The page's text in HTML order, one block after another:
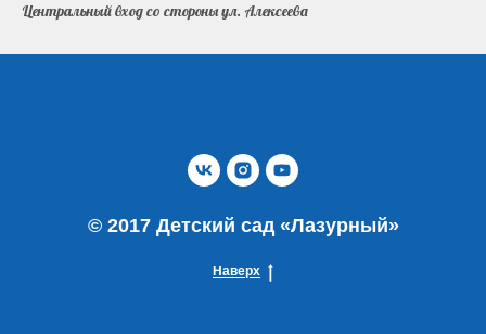
Центральный вход со стороны ул. Алексеева
© 2017 Детский сад «Лазурный»
Наверх